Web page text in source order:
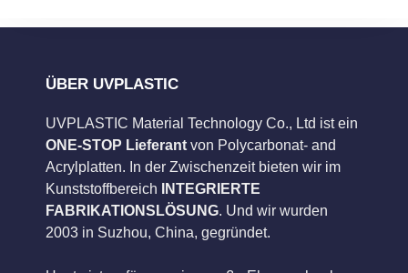
ÜBER UVPLASTIC
UVPLASTIC Material Technology Co., Ltd ist ein
ONE-STOP Lieferant von Polycarbonat- and
Acrylplatten. In der Zwischenzeit bieten wir im
Kunststoffbereich
INTEGRIERTE
FABRIKATIONSLÖSUNG. Und wir wurden
2003 in Suzhou, China, gegründet.